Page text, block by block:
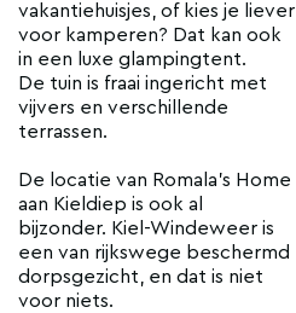
vakantiehuisjes, of kies je liever
voor kamperen? Dat kan ook
in een luxe glampingtent.
De tuin is fraai ingericht met
vijvers en verschillende
terrassen.
De locatie van Romala's Home
aan Kieldiep is ook al
bijzonder. Kiel-Windeweer is
een van rijkswege beschermd
dorpsgezicht, en dat is niet
voor niets.